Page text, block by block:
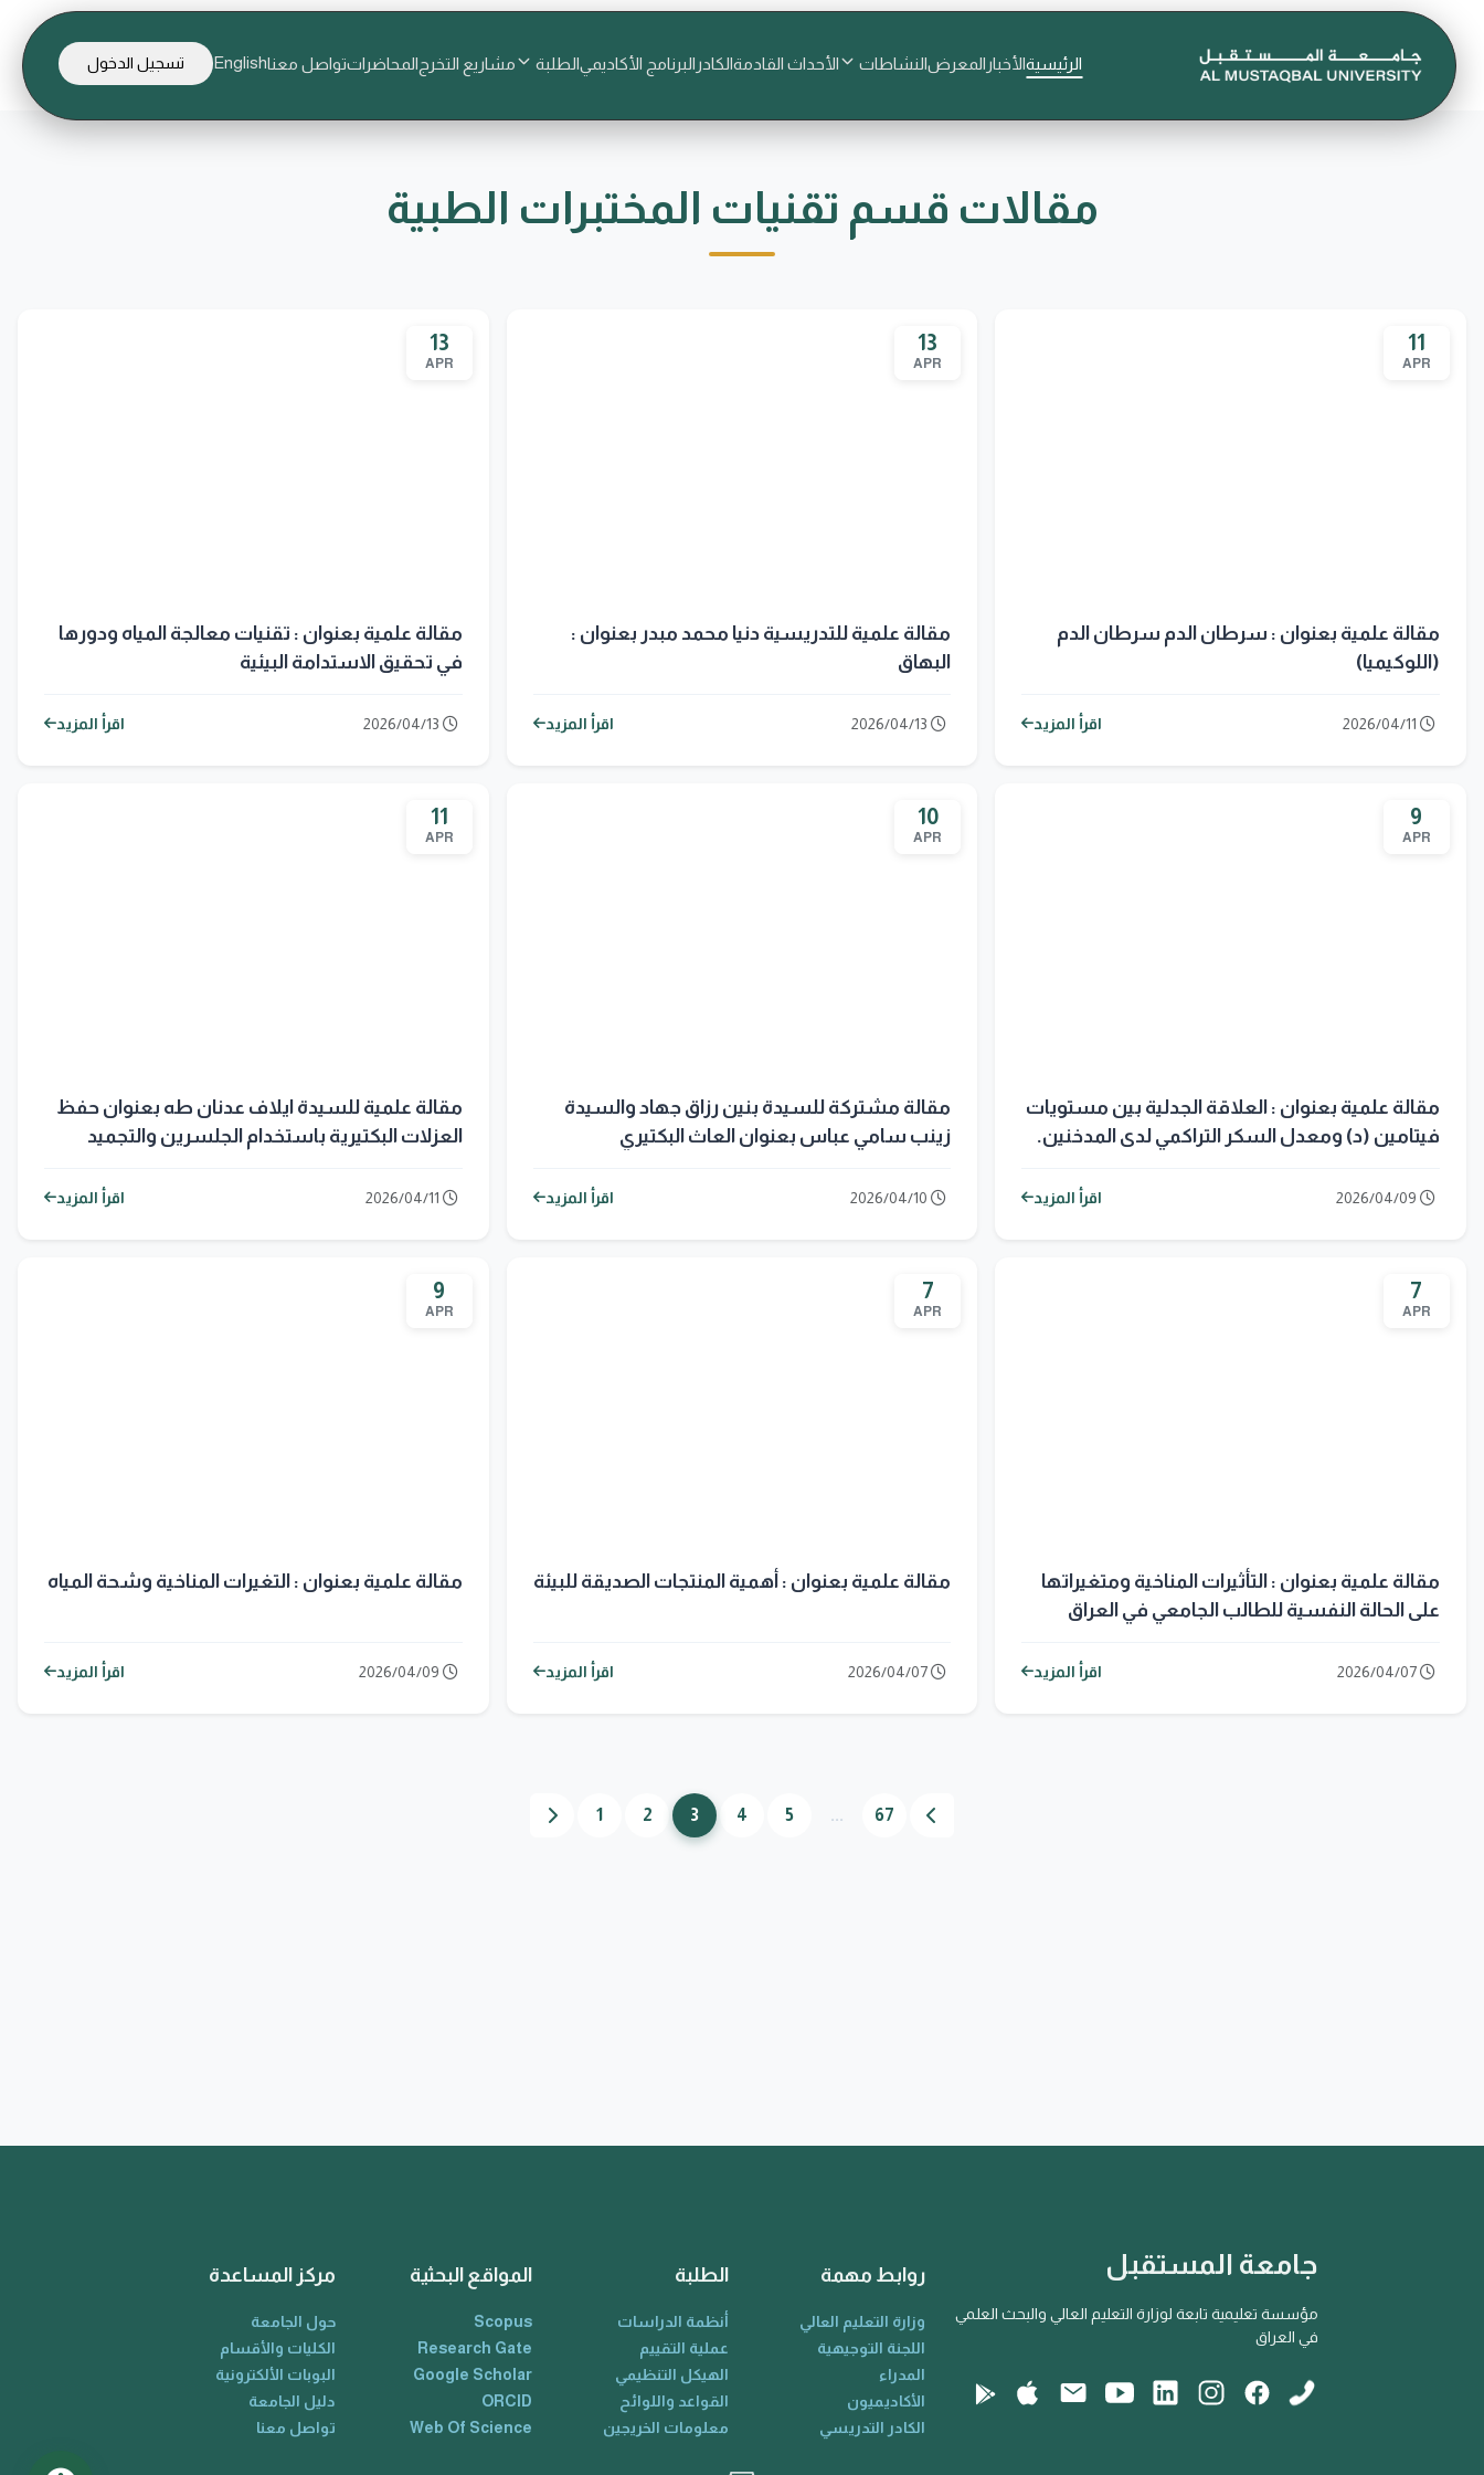
الرئيسيةالأخبار المعرضالنشاطات الأحداث القادمةالكادر البرنامج الأكاديميالطلبة مشاريع التخرجالمحاضراتتواصل معناEnglish تسجيل الدخول
مقالات قسم تقنيات المختبرات الطبية
13
APR
مقالة علمية بعنوان : تقنيات معالجة المياه ودورها
في تحقيق الاستدامة البيئية
اقرأ المزيد
13
APR
مقالة علمية للتدريسية دنيا محمد مبدر بعنوان :
البهاق
2026/04/13 اقرأ المزيد
11
APR
مقالة علمية بعنوان : سرطان الدم سرطان الدم
(اللوكيميا)
اقرأ المزيد
11
APR
مقالة علمية للسيدة ايلاف عدنان طه بعنوان حفظ
العزلات البكتيرية باستخدام الجلسرين والتجميد
اقرأ المزيد
10
APR
مقالة مشتركة للسيدة بنين رزاق جهاد والسيدة
زينب سامي عباس بعنوان العاث البكتيري
2026/04/10 اقرأ المزيد
9
APR
مقالة علمية بعنوان : العلاقة الجدلية بين مستويات
فيتامين (د) ومعدل السكر التراكمي لدى المدخنين.
اقرأ المزيد
9
APR
مقالة علمية بعنوان : التغيرات المناخية وشحة المياه
اقرأ المزيد
7
APR
مقالة علمية بعنوان : أهمية المنتجات الصديقة للبيئة
2026/04/07 اقرأ المزيد
7
APR
مقالة علمية بعنوان : التأثيرات المناخية ومتغيراتها
على الحالة النفسية للطالب الجامعي في العراق
2026/04/07 اقرأ المزيد
1 2 3 4 5 ... 67
جامعة المستقبل
مؤسسة تعليمية تابعة لوزارة التعليم العالي والبحث العلمي
في العراق
روابط مهمة
وزارة التعليم العالي
اللجنة التوجيهية
المدراء
الأكاديميون
الكادر التدريسي
الطلبة
أنظمة الدراسات
عملية التقييم
الهيكل التنظيمي
القواعد واللوائح
معلومات الخريجين
المواقع البحثية
Scopus
Research Gate
Google Scholar
ORCID
Web Of Science
مركز المساعدة
حول الجامعة
الكليات والأقسام
البوبات الألكترونية
دليل الجامعة
تواصل معنا